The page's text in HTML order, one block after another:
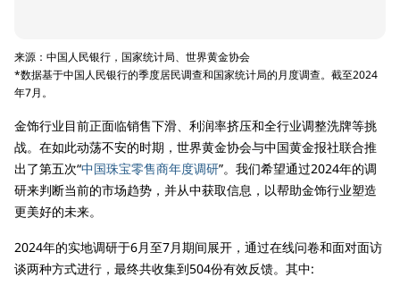
来源：中国人民银行，国家统计局、世界黄金协会
*数据基于中国人民银行的季度居民调查和国家统计局的月度调查。截至2024
年7月。
金饰行业目前正面临销售下滑、利润率挤压和全行业调整洗牌等挑
战。在如此动荡不安的时期，世界黄金协会与中国黄金报社联合推
出了第五次“中国珠宝零售商年度调研”。我们希望通过2024年的调
研来判断当前的市场趋势，并从中获取信息，以帮助金饰行业塑造
更美好的未来。
2024年的实地调研于6月至7月期间展开，通过在线问卷和面对面访
谈两种方式进行，最终共收集到504份有效反馈。其中: